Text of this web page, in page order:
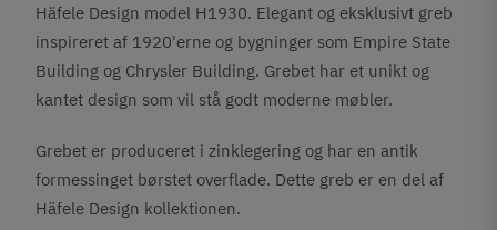
Häfele Design model H1930. Elegant og eksklusivt greb
inspireret af 1920'erne og bygninger som Empire State
Building og Chrysler Building. Grebet har et unikt og
kantet design som vil stå godt moderne møbler.
Grebet er produceret i zinklegering og har en antik
formessinget børstet overflade. Dette greb er en del af
Häfele Design kollektionen.